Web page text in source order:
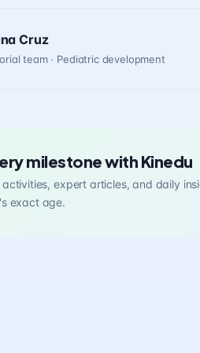
Cruz
team · Pediatric development
milestone with Kinedu
activities, expert articles, and daily
exact age.